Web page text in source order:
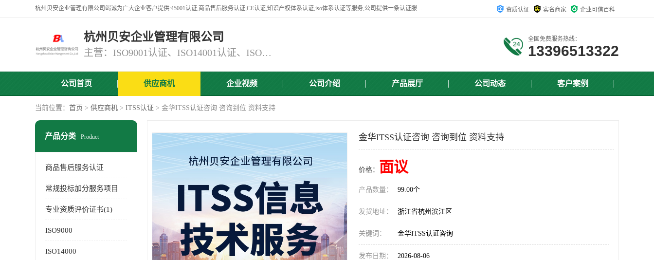
杭州贝安企业管理有限公司竭诚为广大企业客户提供:45001认证,商品售后服务认证,CE认证,知识产权体系认证,iso体系认证等服务,公司提供一条认证服务,方便快捷. 资质认证 实名商家 企业可信百科
杭州贝安企业管理有限公司
主营：ISO9001认证、ISO14001认证、ISO认证、ISO22000认证、ISO/TS16949认证,FSC森林认证
全国免费服务热线：
13396513322
公司首页 供应商机 企业视频 公司介绍 产品展厅 公司动态 客户案例
当前位置： 首页 > 供应商机 > ITSS认证 > 金华ITSS认证咨询 咨询到位 资料支持
产品分类 Product
商品售后服务认证
常规投标加分服务项目
专业资质评价证书(1)
ISO9000
ISO14000
金华ITSS认证咨询 咨询到位 资料支持
价格： 面议
产品数量： 99.00个
发货地址： 浙江省杭州滨江区
关键词： 金华ITSS认证咨询
发布日期： 2026-08-06